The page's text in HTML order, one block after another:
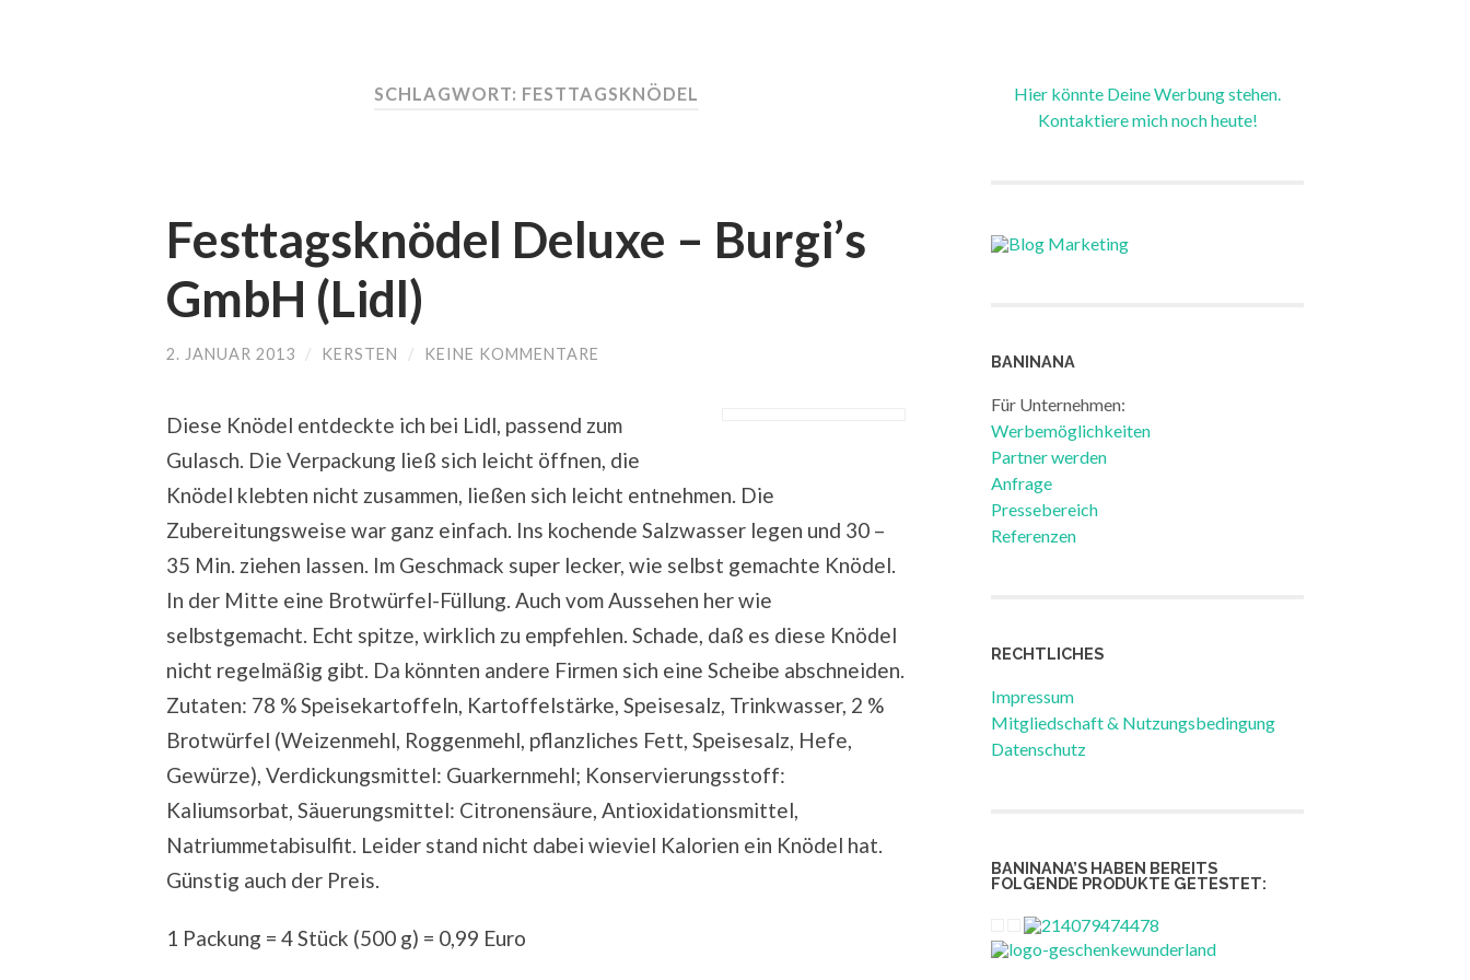
SCHLAGWORT: FESTTAGSKNÖDEL
Festtagsknödel Deluxe – Burgi’s
GmbH (Lidl)
2. JANUAR 2013 / KERSTEN / KEINE KOMMENTARE
Diese Knödel entdeckte ich bei Lidl, passend zum
Gulasch. Die Verpackung ließ sich leicht öffnen, die
Knödel klebten nicht zusammen, ließen sich leicht entnehmen. Die
Zubereitungsweise war ganz einfach. Ins kochende Salzwasser legen und 30 –
35 Min. ziehen lassen. Im Geschmack super lecker, wie selbst gemachte Knödel.
In der Mitte eine Brotwürfel-Füllung. Auch vom Aussehen her wie
selbstgemacht. Echt spitze, wirklich zu empfehlen. Schade, daß es diese Knödel
nicht regelmäßig gibt. Da könnten andere Firmen sich eine Scheibe abschneiden.
Zutaten: 78 % Speisekartoffeln, Kartoffelstärke, Speisesalz, Trinkwasser, 2 %
Brotwürfel (Weizenmehl, Roggenmehl, pflanzliches Fett, Speisesalz, Hefe,
Gewürze), Verdickungsmittel: Guarkernmehl; Konservierungsstoff:
Kaliumsorbat, Säuerungsmittel: Citronensäure, Antioxidationsmittel,
Natriummetabisulfit. Leider stand nicht dabei wieviel Kalorien ein Knödel hat.
Günstig auch der Preis.
1 Packung = 4 Stück (500 g) = 0,99 Euro
Hier könnte Deine Werbung stehen.
Kontaktiere mich noch heute!
BANINANA
Für Unternehmen:
Werbemöglichkeiten
Partner werden
Anfrage
Pressebereich
Referenzen
RECHTLICHES
Impressum
Mitgliedschaft & Nutzungsbedingung
Datenschutz
BANINANA’S HABEN BEREITS
FOLGENDE PRODUKTE GETESTET: